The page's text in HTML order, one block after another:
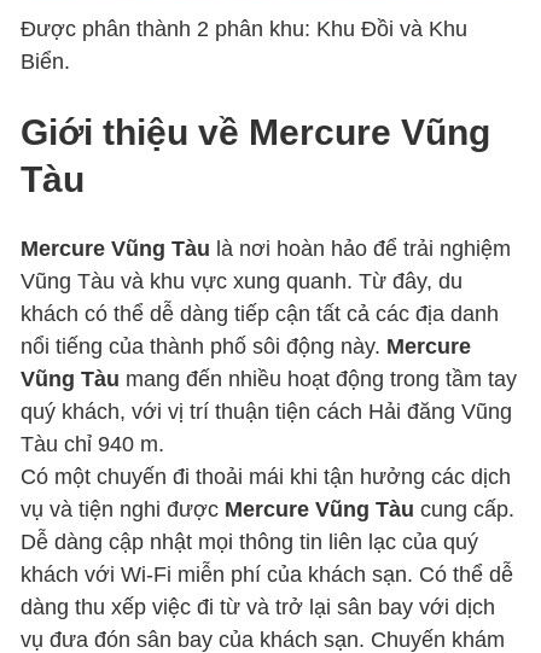
Được phân thành 2 phân khu: Khu Đồi và Khu
Biển.
Giới thiệu về Mercure Vũng
Tàu
Mercure Vũng Tàu là nơi hoàn hảo để trải nghiệm
Vũng Tàu và khu vực xung quanh. Từ đây, du
khách có thể dễ dàng tiếp cận tất cả các địa danh
nổi tiếng của thành phố sôi động này. Mercure
Vũng Tàu mang đến nhiều hoạt động trong tầm tay
quý khách, với vị trí thuận tiện cách Hải đăng Vũng
Tàu chỉ 940 m.
Có một chuyến đi thoải mái khi tận hưởng các dịch
vụ và tiện nghi được Mercure Vũng Tàu cung cấp.
Dễ dàng cập nhật mọi thông tin liên lạc của quý
khách với Wi-Fi miễn phí của khách sạn. Có thể dễ
dàng thu xếp việc đi từ và trở lại sân bay với dịch
vụ đưa đón sân bay của khách sạn. Chuyến khám